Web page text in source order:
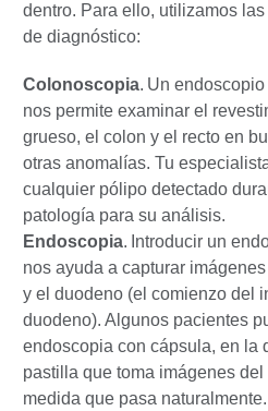
dentro. Para ello, utilizamos
de diagnóstico:
Colonoscopia. Un
nos permite examinar el
grueso, el colon y el recto en
otras anomalías. Tu
cualquier pólipo detectado
patología para su análisis.
Endoscopia. Introducir un
nos ayuda a capturar
y el duodeno (el comienzo del
duodeno). Algunos pacientes
endoscopia con cápsula, en la
pastilla que toma imágenes
medida que pasa naturalmente.